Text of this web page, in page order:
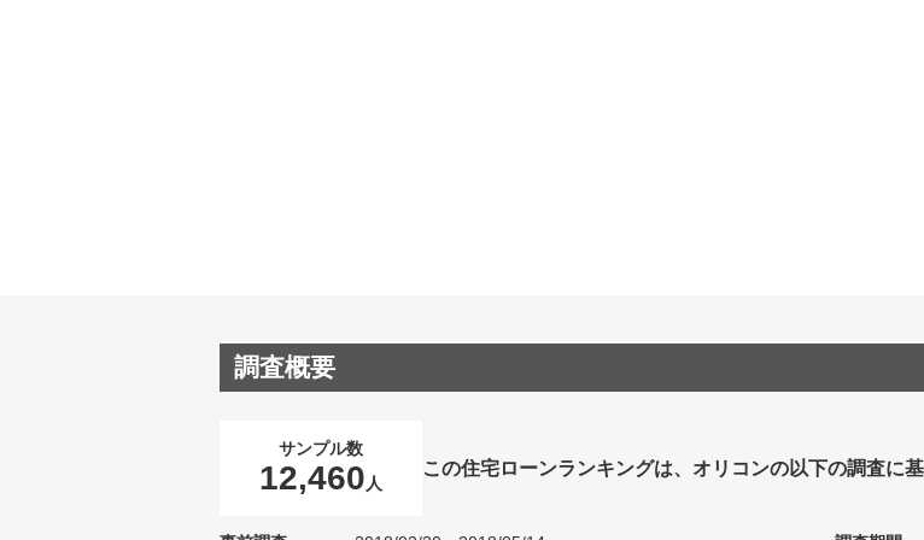
調査概要
サンプル数
12,460 人
この住宅ローンランキングは、オリコンの以下の調査に基